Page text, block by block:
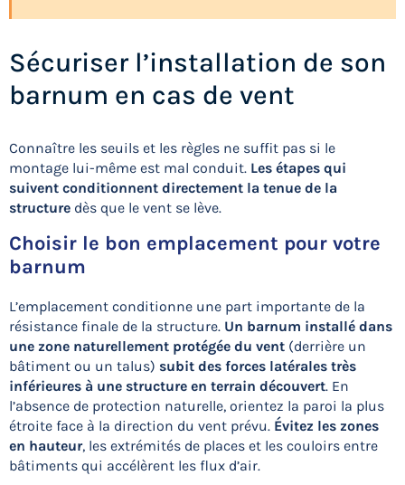
Sécuriser l’installation de son
barnum en cas de vent
Connaître les seuils et les règles ne suffit pas si le
montage lui-même est mal conduit. Les étapes qui
suivent conditionnent directement la tenue de la
structure dès que le vent se lève.
Choisir le bon emplacement pour votre
barnum
L’emplacement conditionne une part importante de la
résistance finale de la structure. Un barnum installé dans
une zone naturellement protégée du vent (derrière un
bâtiment ou un talus) subit des forces latérales très
inférieures à une structure en terrain découvert. En
l’absence de protection naturelle, orientez la paroi la plus
étroite face à la direction du vent prévu. Évitez les zones
en hauteur, les extrémités de places et les couloirs entre
bâtiments qui accélèrent les flux d’air.